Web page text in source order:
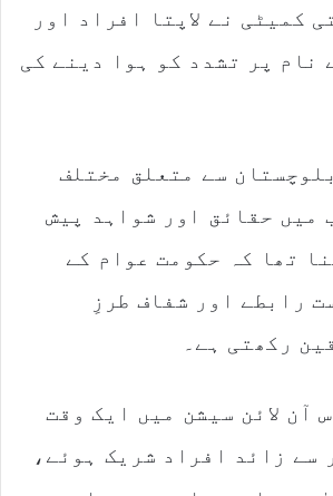
کمیٹی نے لاپتا افراد اور
نام پر تشدد کو ہوا دینے کی
سے متعلق مختلف
میں حقائق اور شواہد پیش
تھا کہ حکومت عوام کے
رابطے اور شفاف طرزِ
رکھتی ہے۔
آن لائن سیشن میں ایک وقت
سے زائد افراد شریک ہوئے،